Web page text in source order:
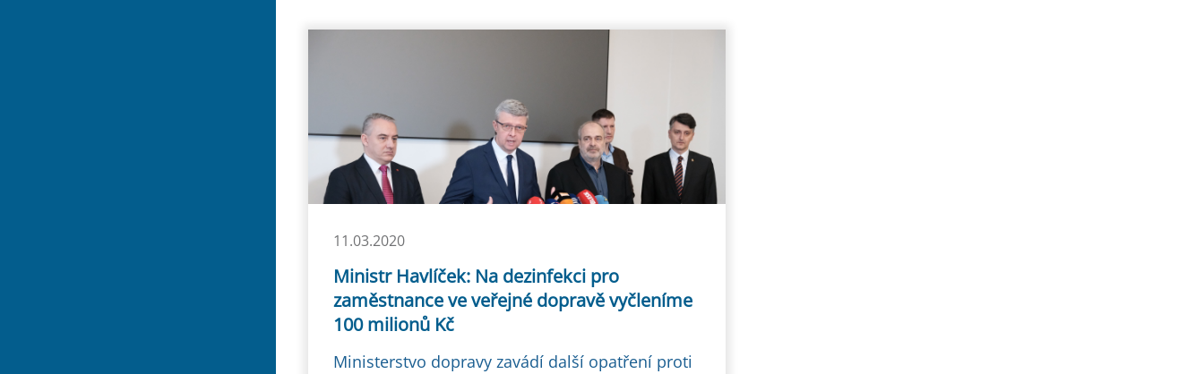
11.03.2020
Ministr Havlíček: Na dezinfekci pro
zaměstnance ve veřejné dopravě vyčleníme
100 milionů Kč
Ministerstvo dopravy zavádí další opatření proti